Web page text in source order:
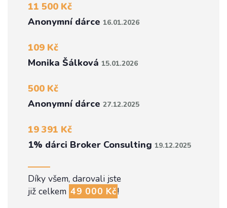
11 500 Kč
Anonymní dárce 16.01.2026
109 Kč
Monika Šálková 15.01.2026
500 Kč
Anonymní dárce 27.12.2025
19 391 Kč
1% dárci Broker Consulting 19.12.2025
Díky všem, darovali jste
již celkem 49 000 Kč!